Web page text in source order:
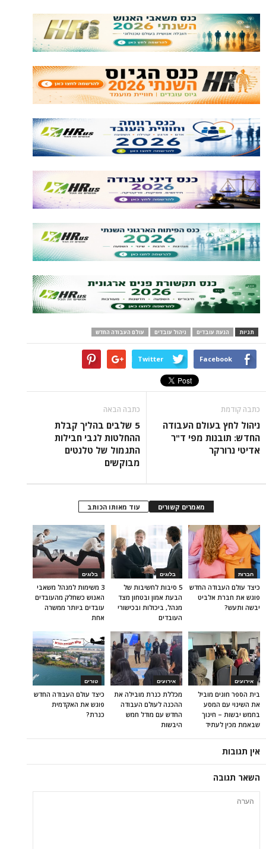
תגיות הנעת עובדים ניהול עובדים עולם העבודה החדש
Facebook
Twitter
כתבה קודמת
ניהול לחץ בעולם העבודה
החדש: תובנות מפי ד"ר
אדיטי נרורקר
כתבה הבאה
5 שלבים בהליך קבלת
ההחלטות לגבי חבילות
התגמול של טלנטים
מבוקשים
מאמרים קשורים עוד מאותו הכותב
בלוגים
3 משימות למנהל משאבי
האנוש כשחלק מהעובדים
עובדים ביותר ממשרה
אחת
בלוגים
5 סיבות לחשיבות של
הבעת אמון ובטחון מצד
מנהל, ביכולות ובכישורי
העובדים
חברות
כיצד עולם העבודה החדש
פוגש את חברת אלביט
יבשה ותעש?
טורים
כיצד עולם העבודה החדש
פוגש את האקדמית
כנרת?
אירועים
מכללת כנרת מובילה את
ההכנה לעולם העבודה
החדש עם מודל חמש
היבשות
אירועים
בית הספר חוגים מוביל
את השינוי עם המסע
בחמש יבשות – חינוך
שבאמת מכין לעתיד
אין תגובות
השאר תגובה